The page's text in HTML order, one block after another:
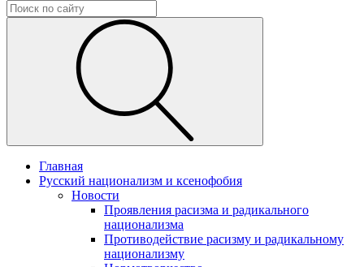
Главная
Русский национализм и ксенофобия
Новости
Проявления расизма и радикального
национализма
Противодействие расизму и радикальному
национализму